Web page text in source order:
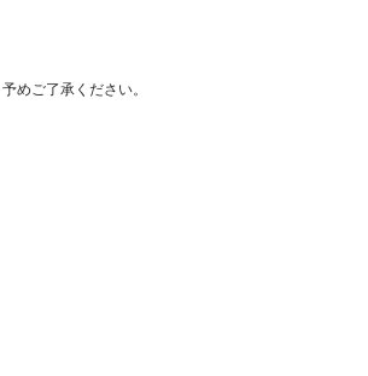
めご了承ください。